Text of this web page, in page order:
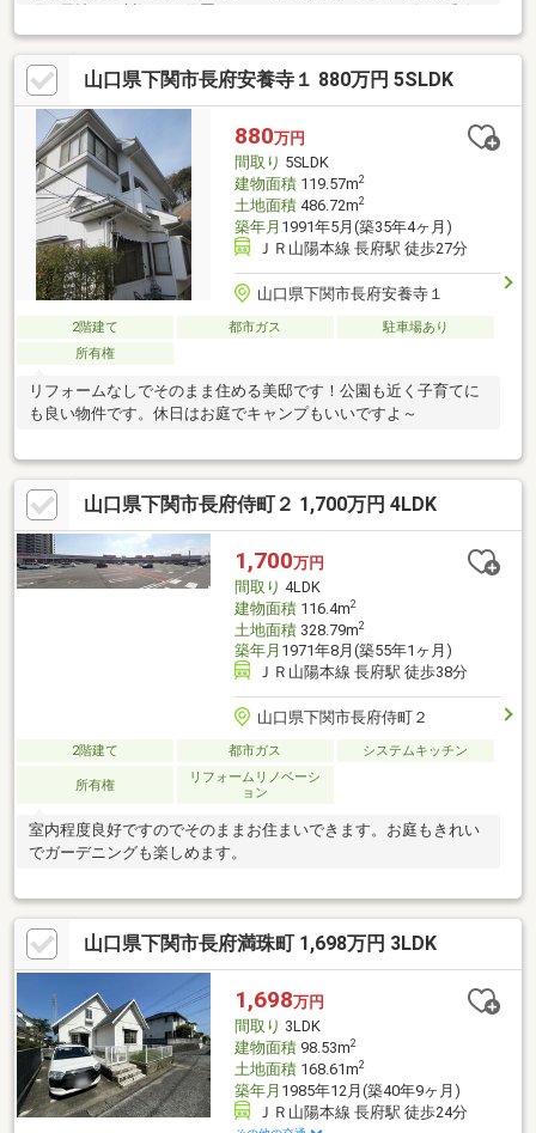
局まで徒歩5分圏内。住居はもちろん、二世帯住宅や迎賓邸宅、別
荘としてもご検討いただけます。
山口県下関市長府安養寺１ 880万円 5SLDK
880万円
間取り 5SLDK
建物面積119.57m2
土地面積486.72m2
築年月 1991年5月(築35年4ヶ月)
ＪＲ山陽本線 長府駅 徒歩27分
山口県下関市長府安養寺１
2階建て 都市ガス
駐車場あり
所有権
リフォームなしでそのまま住める美邸です！公園も近く子育てに
も良い物件です。休日はお庭でキャンプもいいですよ～
山口県下関市長府侍町２ 1,700万円 4LDK
1,700万円
間取り 4LDK
建物面積116.4m2
土地面積328.79m2
築年月 1971年8月(築55年1ヶ月)
ＪＲ山陽本線 長府駅 徒歩38分
山口県下関市長府侍町２
2階建て 都市ガス システムキッチン
所有権
リフォームリノベーシ
ョン
室内程度良好ですのでそのままお住まいできます。お庭もきれい
でガーデニングも楽しめます。
山口県下関市長府満珠町 1,698万円 3LDK
1,698万円
間取り 3LDK
建物面積98.53m2
土地面積168.61m2
築年月 1985年12月(築40年9ヶ月)
ＪＲ山陽本線 長府駅 徒歩24分